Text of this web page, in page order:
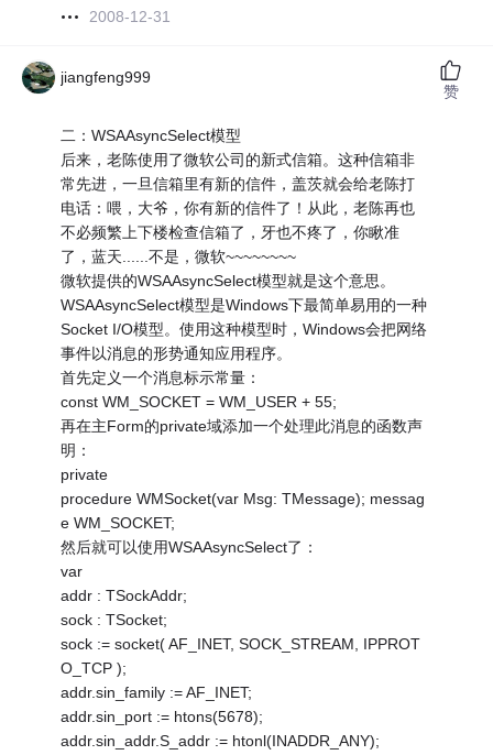
2008-12-31
jiangfeng999
二：WSAAsyncSelect模型
后来，老陈使用了微软公司的新式信箱。这种信箱非
常先进，一旦信箱里有新的信件，盖茨就会给老陈打
电话：喂，大爷，你有新的信件了！从此，老陈再也
不必频繁上下楼检查信箱了，牙也不疼了，你瞅准
了，蓝天......不是，微软~~~~~~~~
微软提供的WSAAsyncSelect模型就是这个意思。
WSAAsyncSelect模型是Windows下最简单易用的一种
Socket I/O模型。使用这种模型时，Windows会把网络
事件以消息的形势通知应用程序。
首先定义一个消息标示常量：
const WM_SOCKET = WM_USER + 55;
再在主Form的private域添加一个处理此消息的函数声
明：
private
procedure WMSocket(var Msg: TMessage); messag
e WM_SOCKET;
然后就可以使用WSAAsyncSelect了：
var
addr : TSockAddr;
sock : TSocket;
sock := socket( AF_INET, SOCK_STREAM, IPPROT
O_TCP );
addr.sin_family := AF_INET;
addr.sin_port := htons(5678);
addr.sin_addr.S_addr := htonl(INADDR_ANY);
赞